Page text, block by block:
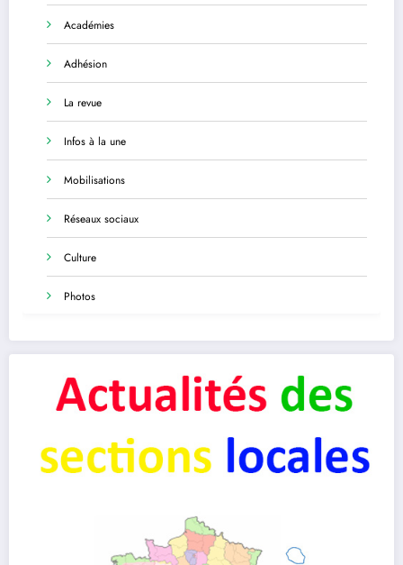
Académies
Adhésion
La revue
Infos à la une
Mobilisations
Réseaux sociaux
Culture
Photos